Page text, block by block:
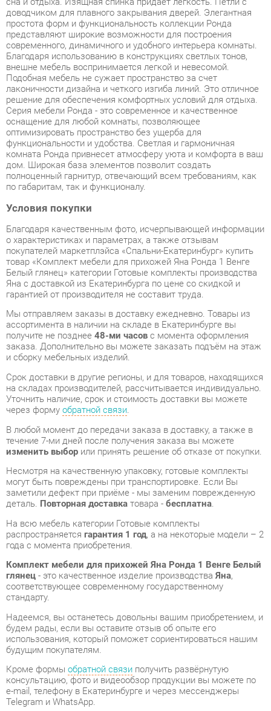
внешне мебель воспринимается легкой и невесомой.
Подобная мебель не сужает пространство за счет
лаконичности дизайна и четкого изгиба линий. Это отличное
решение для обеспечения комфортных условий для отдыха.
Серия мебели Ронда - это современное и качественное
оснащение для любой комнаты, позволяющее
оптимизировать пространство без ущерба для
функциональности и удобства. Светлая и гармоничная
комната Ронда привнесет атмосферу уюта и комфорта в ваш
дом. Широкая база элементов позволит создать
полноценный гарнитур, отвечающий всем требованиям, как
по габаритам, так и функционалу.
Условия покупки
Благодаря качественным фото, исчерпывающей информации
о характеристиках и параметрах, а также отзывам
покупателей маркетплэйса «Спальни-Екатеринбург» купить
Белый глянец» категории Готовые комплекты производства
гарантией от производителя не составит труда.
Мы отправляем заказы в доставку ежедневно. Товары из
ассортимента в наличии на складе в Екатеринбурге вы
получите не позднее48-ми часовс момента оформления
заказа. Дополнительно вы можете заказать подъём на этаж
и сборку мебельных изделий.
Срок доставки в другие регионы, и для товаров, находящихся
на складах производителей, рассчитывается индивидуально.
Уточнить наличие, срок и стоимость доставки вы можете
через форму обратной связи .
В любой момент до передачи заказа в доставку, а также в
изменить выборили принять решение об отказе от покупки.
Несмотря на качественную упаковку, готовые комплекты
могут быть повреждены при транспортировке. Если Вы
заметили дефект при приёме - мы заменим поврежденную
деталь.Повторная доставкатовара -бесплатна.
На всю мебель категории Готовые комплекты
распространяется гарантия 1 год
, а на некоторые модели – 2
года с момента приобретения.
Комплект мебели для прихожей Яна Ронда 1 Венге Белый
глянец- это качественное изделие производстваЯна,
соответствующее современному государственному
стандарту.
Надеемся, вы останетесь довольны вашим приобретением, и
будем рады, если вы оставите отзыв об опыте его
использования, который поможет сориентироваться нашим
будущим покупателям.
Кроме формыобратной связиполучить развёрнутую
консультацию, фото и видеообзор продукции вы можете по
Telegram и WhatsApp.
Готовые комплекты также можно сравнить между собой в
нашем шоу-руме и купить Комплект мебели для прихожей
с нашего центрального склада в г. Екатеринбург. Полный
список адресов и магазинов смотрите на странице
контактов.